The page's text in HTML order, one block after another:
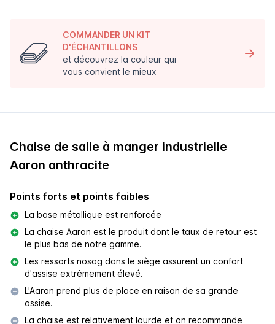
COMMANDER UN KIT
D'ÉCHANTILLONS
et découvrez la couleur qui
vous convient le mieux
Chaise de salle à manger industrielle
Aaron anthracite
Points forts et points faibles
La base métallique est renforcée
La chaise Aaron est le produit dont le taux de retour est
le plus bas de notre gamme.
Les ressorts nosag dans le siège assurent un confort
d'assise extrêmement élevé.
L'Aaron prend plus de place en raison de sa grande
assise.
La chaise est relativement lourde et on recommande